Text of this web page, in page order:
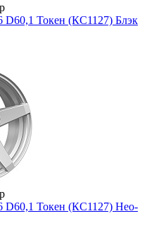
D60,1 Токен (КС1127) Блэк
D60,1 Токен (КС1127) Нео-